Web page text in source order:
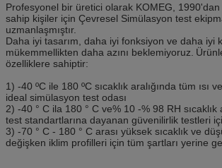
Profesyonel bir üretici olarak KOMEG,
sahip kişiler için Çevresel Simülasyon test
uzmanlaşmıştır.
Daha iyi tasarım, daha iyi fonksiyon ve daha iyi
mükemmellikten daha azını beklemiyoruz.
özelliklere sahiptir:
1) -40 ºC ile 180 ºC sıcaklık aralığında tüm ısı
ideal simülasyon test odası
2) -40 ° C ila 180 ° C ve% 10 -% 98 RH sıcaklık
test standartlarına dayanan güvenilirlik testleri
3) -70 ° C - 180 ° C arası yüksek sıcaklık ve
değişken iklim profilleri için tüm şartları yerine